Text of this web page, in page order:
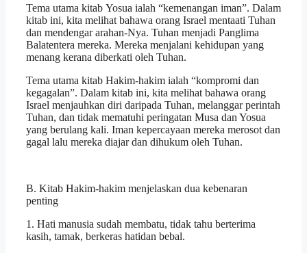
Tema utama kitab Yosua ialah “kemenangan iman”. Dalam
kitab ini, kita melihat bahawa orang Israel mentaati Tuhan
dan mendengar arahan-Nya. Tuhan menjadi Panglima
Balatentera mereka. Mereka menjalani kehidupan yang
menang kerana diberkati oleh Tuhan.
Tema utama kitab Hakim-hakim ialah “kompromi dan
kegagalan”. Dalam kitab ini, kita melihat bahawa orang
Israel menjauhkan diri daripada Tuhan, melanggar perintah
Tuhan, dan tidak mematuhi peringatan Musa dan Yosua
yang berulang kali. Iman kepercayaan mereka merosot dan
gagal lalu mereka diajar dan dihukum oleh Tuhan.
B. Kitab Hakim-hakim menjelaskan dua kebenaran
penting
1. Hati manusia sudah membatu, tidak tahu berterima
kasih, tamak, berkeras hatidan bebal.